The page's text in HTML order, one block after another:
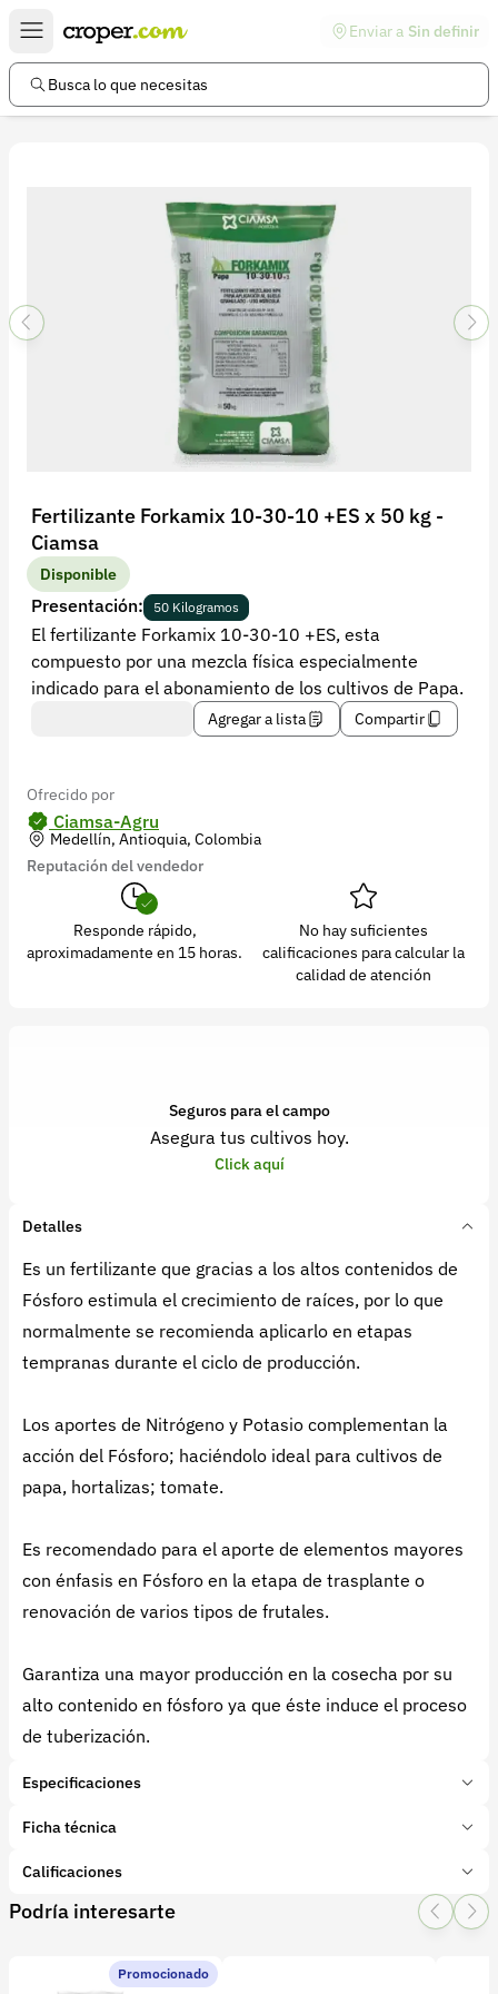
Enviar a Sin definir
Busca lo que necesitas
Fertilizante Forkamix 10-30-10 +ES x 50 kg -
Ciamsa
Disponible
Presentación: 50 Kilogramos
El fertilizante Forkamix 10-30-10 +ES, esta
compuesto por una mezcla física especialmente
indicado para el abonamiento de los cultivos de Papa.
Agregar a lista Compartir
Ofrecido por
Ciamsa-Agru
Medellín, Antioquia, Colombia
Reputación del vendedor
Responde rápido,
aproximadamente en 15 horas.
No hay suficientes
calificaciones para calcular la
calidad de atención
Seguros para el campo
Asegura tus cultivos hoy.
Click aquí
Detalles
Es un fertilizante que gracias a los altos contenidos de
Fósforo estimula el crecimiento de raíces, por lo que
normalmente se recomienda aplicarlo en etapas
tempranas durante el ciclo de producción.
Los aportes de Nitrógeno y Potasio complementan la
acción del Fósforo; haciéndolo ideal para cultivos de
papa, hortalizas; tomate.
Es recomendado para el aporte de elementos mayores
con énfasis en Fósforo en la etapa de trasplante o
renovación de varios tipos de frutales.
Garantiza una mayor producción en la cosecha por su
alto contenido en fósforo ya que éste induce el proceso
de tuberización.
Especificaciones
Marca: Ciamsa
Tipo de producto:
Subcategoría:Complejos NPK
Etapa del cultivo: Crecimiento
Ficha técnica
Calificaciones
1 Star
2 Star
3 Star4 Star
0 calificaciones
Podría interesarte
Promocionado
Enlaces de interés
Preguntas frecuentes
Términos y condiciones
Política de devoluciones
Política de privacidad
Recuperar contraseña
Contacto
Soporte
+57 323 2931928
contacto@croper.com
© 2026 Croper.com Todos los derechos reservados
Síguenos